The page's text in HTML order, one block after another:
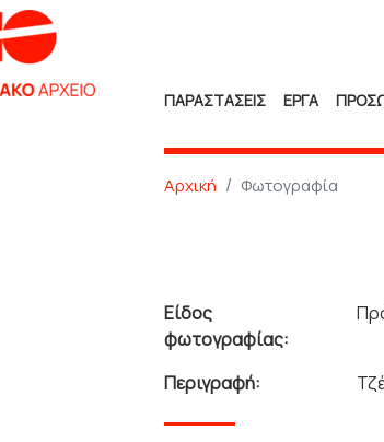
ΠΑΡΑΣΤΑΣΕΙΣ ΕΡΓΑ
Αρχική Φωτογραφία
Είδος
φωτογραφίας:
Περιγραφή: